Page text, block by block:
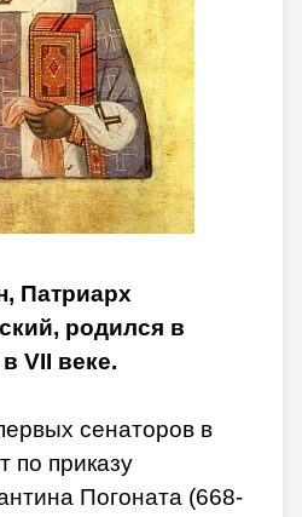
Патриарх
родился в
VII веке.
сенаторов в
по приказу
Погоната (668-